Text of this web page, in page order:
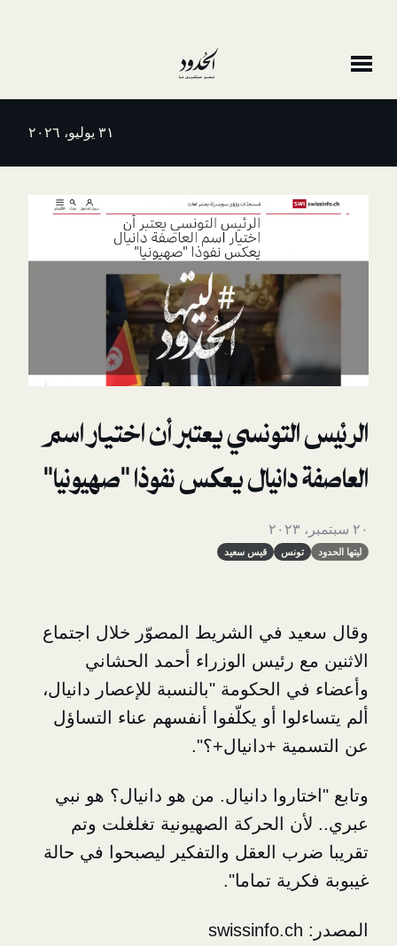
يعتبر أن اختيار اسم
يعكس نفوذا "صهيونيا"
قيس سعيد
في الشريط المصوّر خلال اجتماع
رئيس الوزراء أحمد الحشاني
الحكومة "بالنسبة للإعصار دانيال،
أو يكلّفوا أنفسهم عناء التساؤل
+دانيال+؟".
دانيال. من هو دانيال؟ هو نبي
الحركة الصهيونية تغلغلت وتم
العقل والتفكير ليصبحوا في حالة
تماما".